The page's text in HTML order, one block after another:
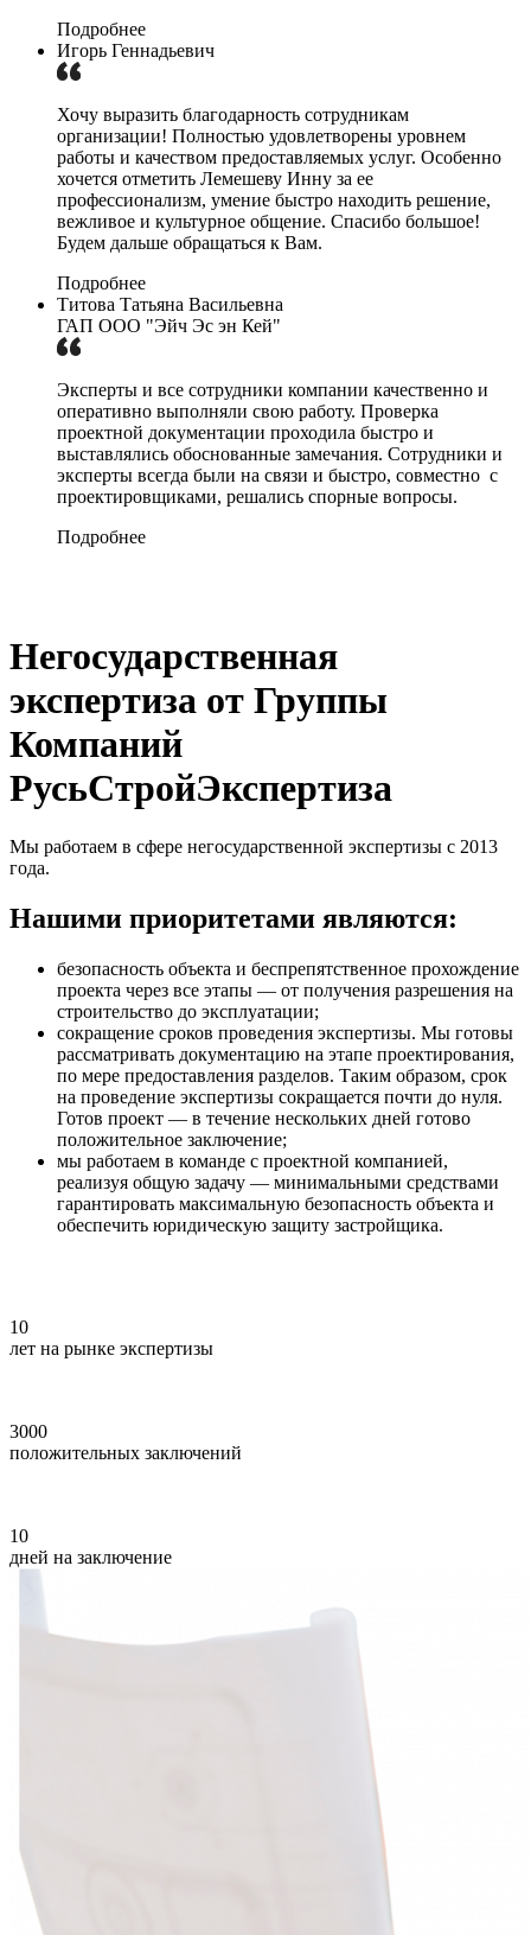
Подробнее
Игорь Геннадьевич
Хочу выразить благодарность сотрудникам
организации! Полностью удовлетворены уровнем
работы и качеством предоставляемых услуг. Особенно
хочется отметить Лемешеву Инну за ее
профессионализм, умение быстро находить решение,
вежливое и культурное общение. Спасибо большое!
Будем дальше обращаться к Вам.
Подробнее
Титова Татьяна Васильевна
ГАП ООО "Эйч Эс эн Кей"
Эксперты и все сотрудники компании качественно и
оперативно выполняли свою работу. Проверка
проектной документации проходила быстро и
выставлялись обоснованные замечания. Сотрудники и
эксперты всегда были на связи и быстро, совместно с
проектировщиками, решались спорные вопросы.
Подробнее
Негосударственная
экспертиза от Группы
Компаний
РусьСтройЭкспертиза
Мы работаем в сфере негосударственной экспертизы с 2013
года.
Нашими приоритетами являются:
безопасность объекта и беспрепятственное прохождение
проекта через все этапы — от получения разрешения на
строительство до эксплуатации;
сокращение сроков проведения экспертизы. Мы готовы
рассматривать документацию на этапе проектирования,
по мере предоставления разделов. Таким образом, срок
на проведение экспертизы сокращается почти до нуля.
Готов проект — в течение нескольких дней готово
положительное заключение;
мы работаем в команде с проектной компанией,
реализуя общую задачу — минимальными средствами
гарантировать максимальную безопасность объекта и
обеспечить юридическую защиту застройщика.
10
лет на рынке экспертизы
3000
положительных заключений
10
дней на заключение